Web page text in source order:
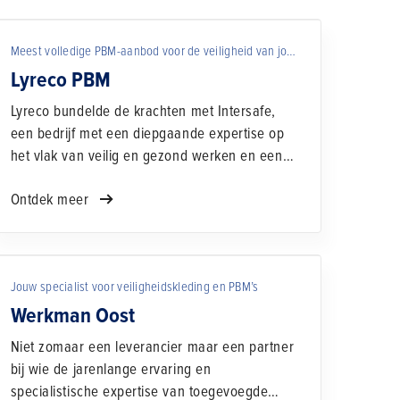
Meest volledige PBM-aanbod voor de veiligheid van jouw medewerkers
Lyreco PBM
Lyreco bundelde de krachten met Intersafe,
een bedrijf met een diepgaande expertise op
het vlak van veilig en gezond werken en een
Samen leveren we hoogwaardige, op maat
Ontdek meer
Jouw specialist voor veiligheidskleding en PBM’s
Werkman Oost
Niet zomaar een leverancier maar een partner
bij wie de jarenlange ervaring en
specialistische expertise van toegevoegde